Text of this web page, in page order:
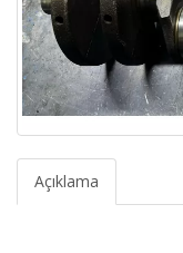
Açıklama